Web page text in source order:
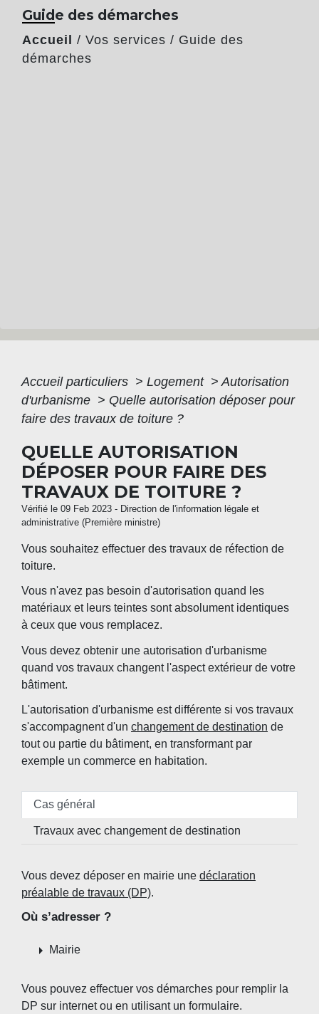
Guide des démarches
Accueil / Vos services / Guide des
démarches
Accueil particuliers > Logement > Autorisation
d'urbanisme > Quelle autorisation déposer pour
faire des travaux de toiture ?
QUELLE AUTORISATION
DÉPOSER POUR FAIRE DES
TRAVAUX DE TOITURE ?
Vérifié le 09 Feb 2023 - Direction de l'information légale et
administrative (Première ministre)
Vous souhaitez effectuer des travaux de réfection de
toiture.
Vous n'avez pas besoin d'autorisation quand les
matériaux et leurs teintes sont absolument identiques
à ceux que vous remplacez.
Vous devez obtenir une autorisation d'urbanisme
quand vos travaux changent l'aspect extérieur de votre
bâtiment.
L'autorisation d'urbanisme est différente si vos travaux
s'accompagnent d'un changement de destination de
tout ou partie du bâtiment, en transformant par
exemple un commerce en habitation.
Cas général
Travaux avec changement de destination
Vous devez déposer en mairie une déclaration
préalable de travaux (DP).
Où s’adresser ?
arrow_right Mairie
Vous pouvez effectuer vos démarches pour remplir la
DP sur internet ou en utilisant un formulaire.